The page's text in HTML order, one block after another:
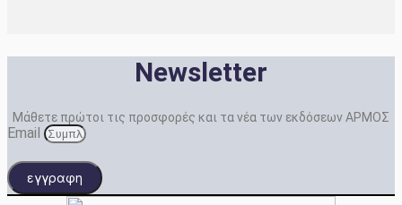
Newsletter
Μάθετε πρώτοι τις προσφορές και τα νέα των εκδόσεων ΑΡΜΟΣ
Email
εγγραφη